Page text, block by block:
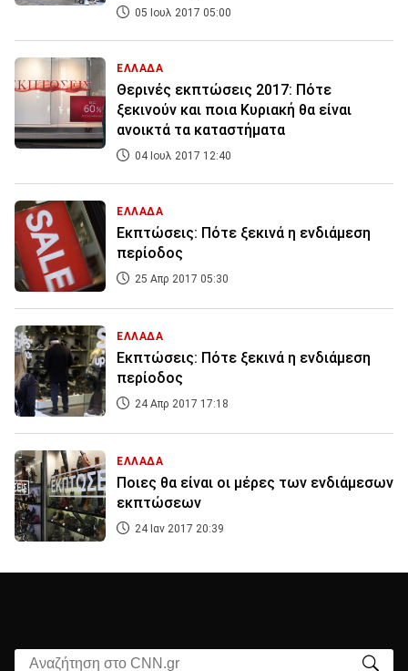
05 Ιουλ 2017 05:00
ΕΛΛΑΔΑ
Θερινές εκπτώσεις 2017: Πότε
ξεκινούν και ποια Κυριακή θα είναι
ανοικτά τα καταστήματα
04 Ιουλ 2017 12:40
ΕΛΛΑΔΑ
Εκπτώσεις: Πότε ξεκινά η ενδιάμεση
περίοδος
25 Απρ 2017 05:30
ΕΛΛΑΔΑ
Εκπτώσεις: Πότε ξεκινά η ενδιάμεση
περίοδος
24 Απρ 2017 17:18
ΕΛΛΑΔΑ
Ποιες θα είναι οι μέρες των ενδιάμεσων
εκπτώσεων
24 Ιαν 2017 20:39
Αναζήτηση στο CNN.gr